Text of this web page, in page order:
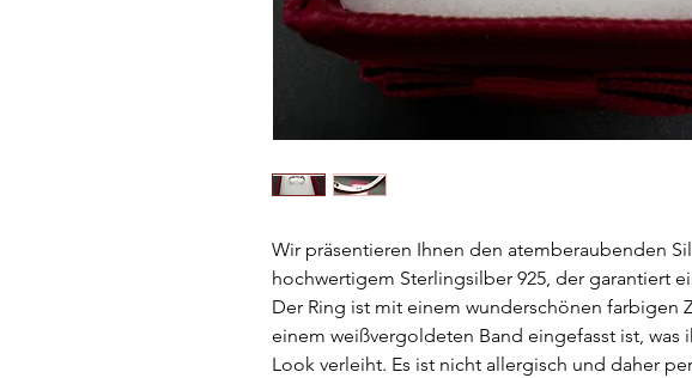
Wir präsentieren Ihnen den atemberaubenden
hochwertigem Sterlingsilber 925, der garantiert
Der Ring ist mit einem wunderschönen farbigen
einem weißvergoldeten Band eingefasst ist, was
Look verleiht. Es ist nicht allergisch und daher